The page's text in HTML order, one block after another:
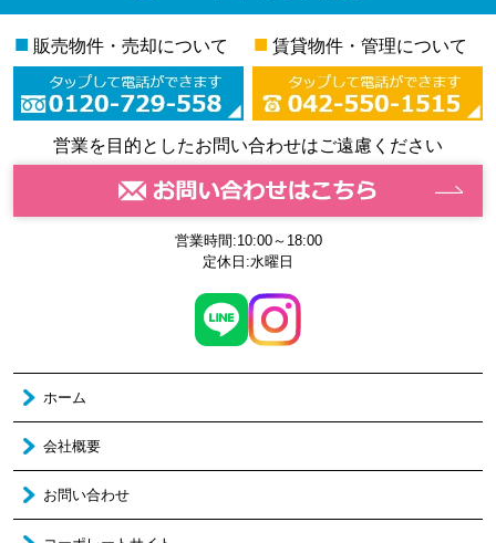
■ 販売物件・売却について ■ 賃貸物件・管理について
営業を目的としたお問い合わせはご遠慮ください
営業時間:10:00～18:00
定休日:水曜日
ホーム
会社概要
お問い合わせ